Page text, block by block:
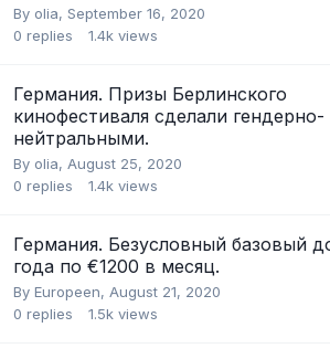
By olia, September 16, 2020
0 replies 1.4k views
Германия. Призы Берлинского
кинофестиваля сделали гендерно-
нейтральными.
By olia, August 25, 2020
0 replies 1.4k views
Германия. Безусловный базовый
года по €1200 в месяц.
By Europeen, August 21, 2020
0 replies 1.5k views